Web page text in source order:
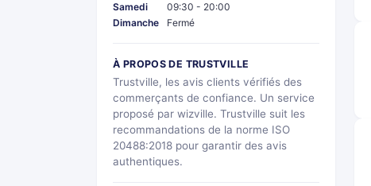
Samedi
09:30 - 20:00
Dimanche
Fermé
À PROPOS DE TRUSTVILLE
Trustville, les avis clients vérifiés des
commerçants de confiance. Un service
proposé par wizville. Trustville suit les
recommandations de la norme ISO
20488:2018 pour garantir des avis
authentiques.